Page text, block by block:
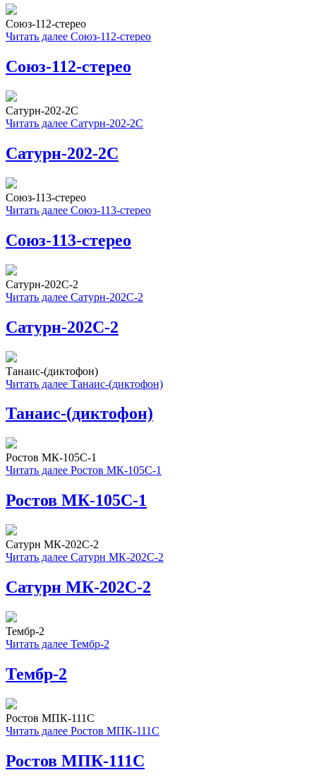
Союз-112-стерео
Читать далее Союз-112-стерео
Союз-112-стерео
Сатурн-202-2С
Читать далее Сатурн-202-2С
Сатурн-202-2С
Союз-113-стерео
Читать далее Союз-113-стерео
Союз-113-стерео
Сатурн-202С-2
Читать далее Сатурн-202С-2
Сатурн-202С-2
Танаис-(диктофон)
Читать далее Танаис-(диктофон)
Танаис-(диктофон)
Ростов МК-105С-1
Читать далее Ростов МК-105С-1
Ростов МК-105С-1
Сатурн МК-202С-2
Читать далее Сатурн МК-202С-2
Сатурн МК-202С-2
Тембр-2
Читать далее Тембр-2
Тембр-2
Ростов МПК-111С
Читать далее Ростов МПК-111С
Ростов МПК-111С